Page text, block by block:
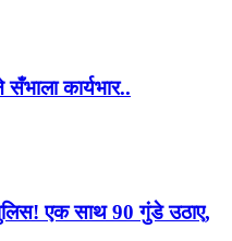
कार्यभार..
एक साथ 90 गुंडे उठाए,